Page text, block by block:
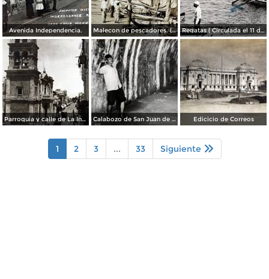
Avenida Independencia. Malecon de pescadores. ( Circulada el 12 de Agosto de 1911 ). Regatas ( Circulada el 11 de Abril de 1926 ).
Parroquia y calle de La Independencia. Calabozo de San Juan de Ulua. Edicicio de Correos
1 2 3 ... 33 Siguiente